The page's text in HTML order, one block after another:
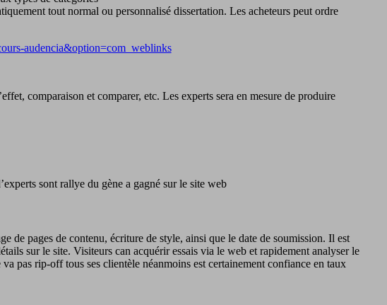
tout normal ou personnalisé dissertation. Les acheteurs peut ordre
audencia&option=com_weblinks
comparaison et comparer, etc. Les experts sera en mesure de produire
sont rallye du gène a gagné sur le site web
de pages de contenu, écriture de style, ainsi que le date de soumission. Il est
sur le site. Visiteurs can acquérir essais via le web et rapidement analyser le
pas rip-off tous ses clientèle néanmoins est certainement confiance en taux